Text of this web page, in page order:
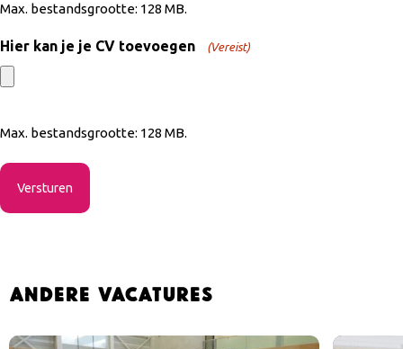
Max. bestandsgrootte: 128 MB.
Hier kan je je CV toevoegen (Vereist)
Max. bestandsgrootte: 128 MB.
Andere vacatures